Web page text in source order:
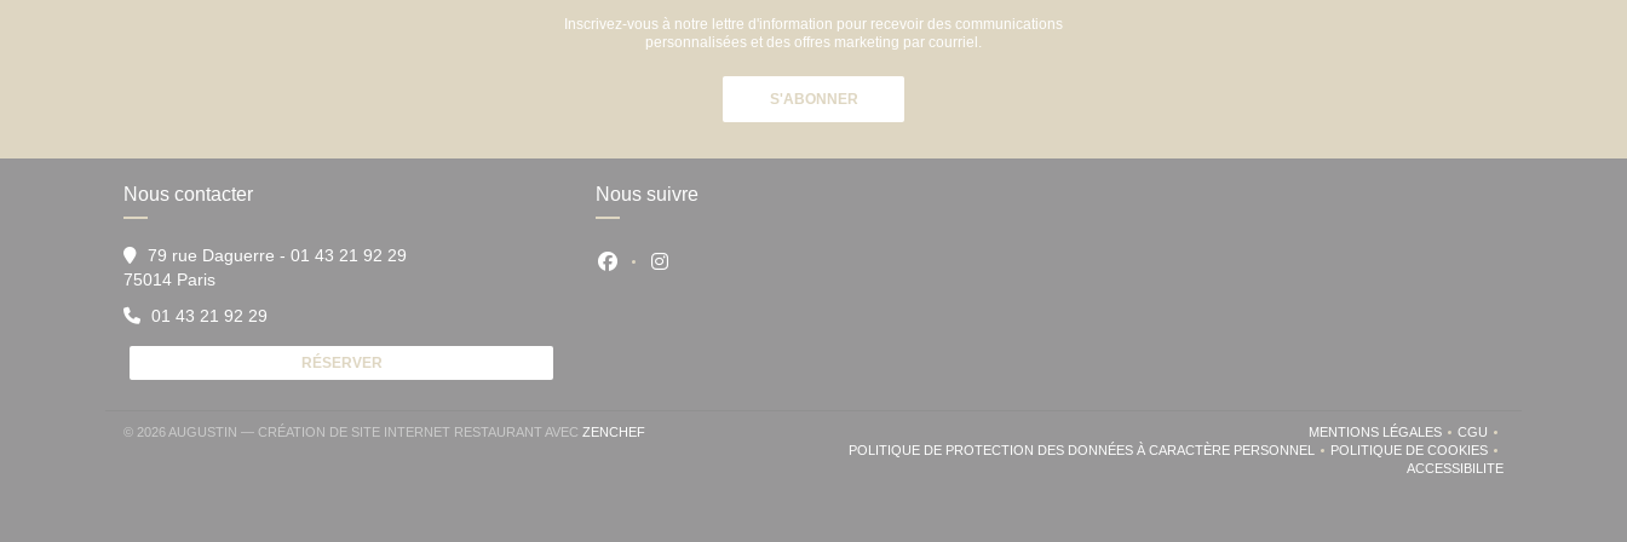
Inscrivez-vous à notre lettre d'information pour recevoir des communications
personnalisées et des offres marketing par courriel.
S'ABONNER
Nous contacter
79 rue Daguerre - 01 43 21 92 29
75014 Paris((ouvre une nouvelle fenêtre))
01 43 21 92 29
RÉSERVER
Nous suivre
Facebook ((ouvre une nouvelle fenêtre))
Instagram ((ouvre une nouvelle fenêtre))
© 2026 AUGUSTIN — CRÉATION DE SITE INTERNET RESTAURANT AVEC ZENCHEF((OUVRE UNE NOUVELLE FENÊTRE)) MENTIONS LÉGALES((OUVRE UNE NOUVELLE FENÊTRE))
CGU((OUVRE UNE
POLITIQUE DE PROTECTION DES DONNÉES À CARACTÈRE PERSONNEL
((OUVRE UNE NOUVELLE FENÊTRE)) POLITIQUE DE COOKIES((OUVRE UNE NOUVELLE
ACCESSIBILITE((OUVRE UNE NOUVELLE